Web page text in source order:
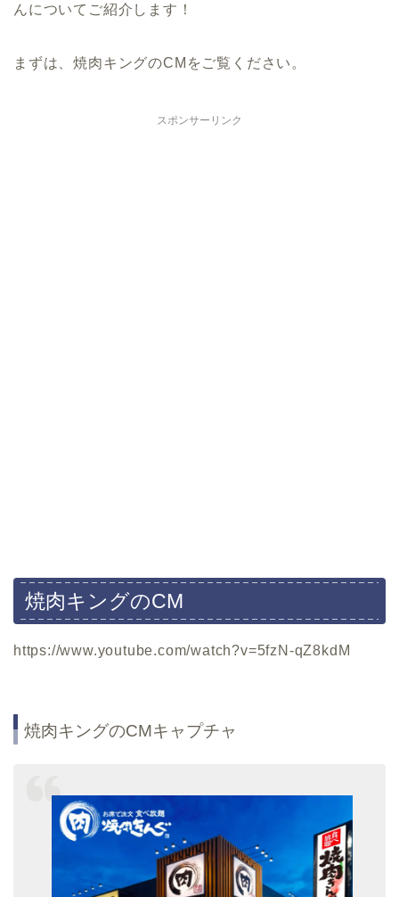
んについてご紹介します！
まずは、焼肉キングのCMをご覧ください。
スポンサーリンク
焼肉キングのCM
https://www.youtube.com/watch?v=5fzN-qZ8kdM
焼肉キングのCMキャプチャ